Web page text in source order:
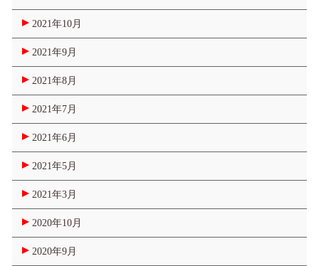
2021年10月
2021年9月
2021年8月
2021年7月
2021年6月
2021年5月
2021年3月
2020年10月
2020年9月